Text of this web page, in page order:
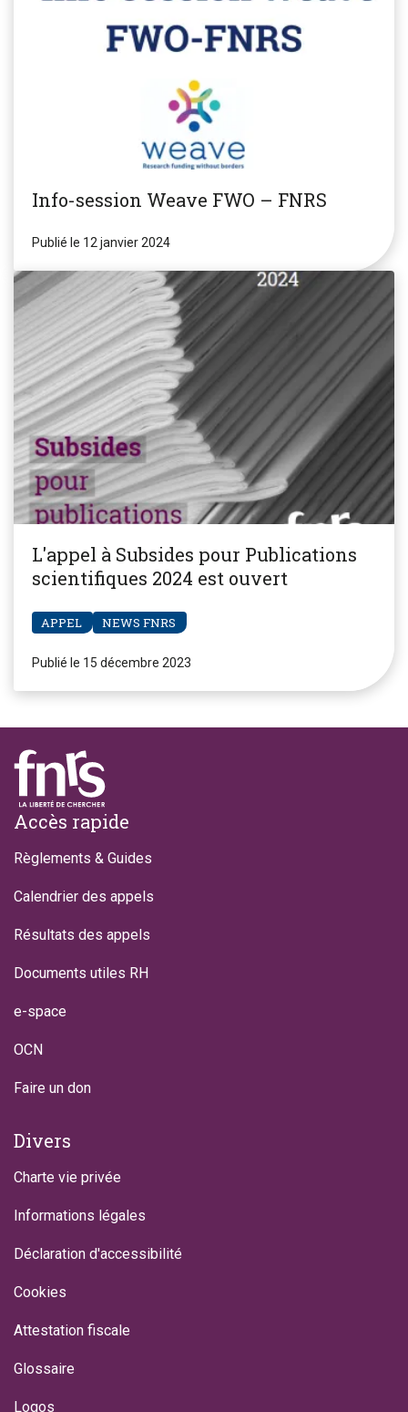
Info-session Weave FWO – FNRS
Publié le 12 janvier 2024
L'appel à Subsides pour Publications
scientifiques 2024 est ouvert
APPEL NEWS FNRS
Publié le 15 décembre 2023
Footer
Accès rapide
Règlements & Guides
Calendrier des appels
Résultats des appels
Documents utiles RH
e-space
OCN
Faire un don
Divers
Charte vie privée
Informations légales
Déclaration d'accessibilité
Cookies
Attestation fiscale
Glossaire
Logos